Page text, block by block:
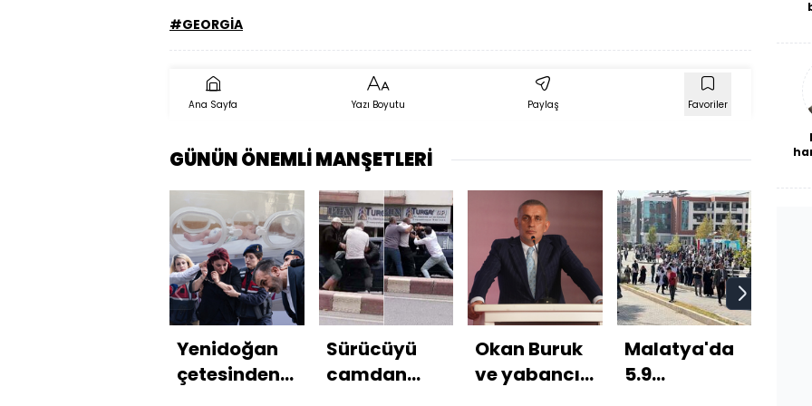
#GEORGİA
Ana Sayfa Yazı Boyutu Paylaş Favoriler
GÜNÜN ÖNEMLİ MANŞETLERİ
Yenidoğan
çetesinden
Sürücüyü
camdan
Okan Buruk
ve yabancı
Malatya'da
5.9